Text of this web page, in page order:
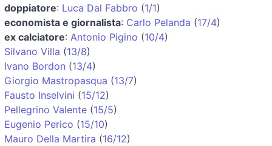
doppiatore: Luca Dal Fabbro (1/1)
economista e giornalista: Carlo Pelanda (17/4)
ex calciatore: Antonio Pigino (10/4)
Silvano Villa (13/8)
Ivano Bordon (13/4)
Giorgio Mastropasqua (13/7)
Fausto Inselvini (15/12)
Pellegrino Valente (15/5)
Eugenio Perico (15/10)
Mauro Della Martira (16/12)